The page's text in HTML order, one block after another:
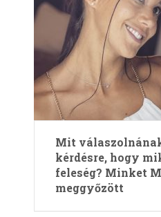
Mit
kérdésre, hogy
feleség? Minket
meggyőzött